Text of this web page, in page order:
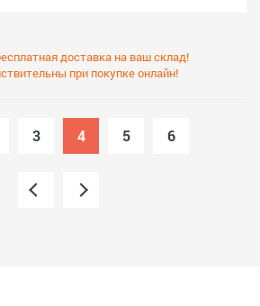
доставка на ваш склад!
при покупке онлайн!
3 4 5 6